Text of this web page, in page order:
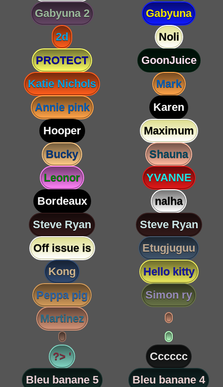
Gabyuna 2
Gabyuna
2d
Noli
PROTECT
GoonJuice
Katie Nichols
Mark
Annie pink
Karen
Hooper
Maximum
Bucky
Shauna
Leonor
YVANNE
Bordeaux
nalha
Steve Ryan
Steve Ryan
Off issue is
Etugjuguu
Kong
Hello kitty
Peppa pig
Simon ry
Martinez
?> '
Cccccc
Bleu banane 5
Bleu banane 4